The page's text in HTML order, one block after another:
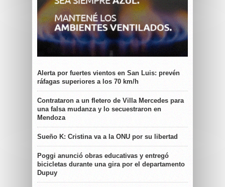
Alerta por fuertes vientos en San Luis: prevén
ráfagas superiores a los 70 km/h
Contrataron a un fletero de Villa Mercedes para
una falsa mudanza y lo secuestraron en
Mendoza
Sueño K: Cristina va a la ONU por su libertad
Poggi anunció obras educativas y entregó
bicicletas durante una gira por el departamento
Dupuy